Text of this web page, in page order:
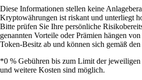
Diese Informationen stellen keine
Kryptowährungen ist riskant und unterliegt
Bitte prüfen Sie Ihre persönliche
genannten Vorteile oder Prämien hängen
Token-Besitz ab und können sich gemäß
*0 % Gebühren bis zum Limit der
und weitere Kosten sind möglich.